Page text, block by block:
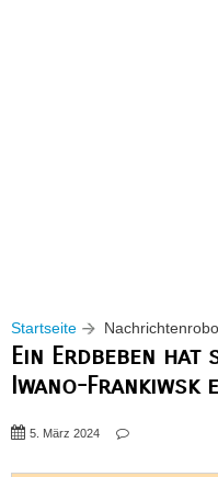
Startseite
Ein Erdbeben hat
Iwano-Frankiwsk
5. März 2024